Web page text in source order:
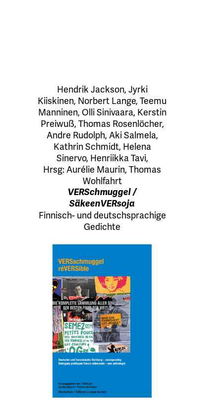
Hendrik Jackson, Jyrki
Kiiskinen, Norbert Lange, Teemu
Manninen, Olli Sinivaara, Kerstin
Preiwuß, Thomas Rosenlöcher,
Andre Rudolph, Aki Salmela,
Kathrin Schmidt, Helena
Sinervo, Henriikka Tavi,
Hrsg:Aurélie Maurin, Thomas
Wohlfahrt
VERSchmuggel /
SäkeenVERsoja
Finnisch- und deutschsprachige
Gedichte